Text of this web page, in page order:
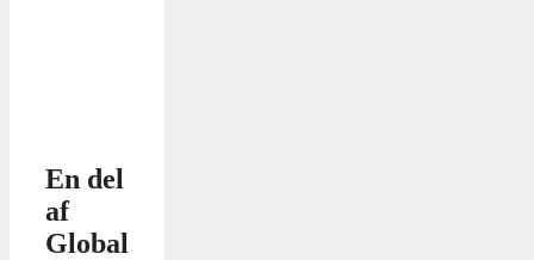
En del
af
Global